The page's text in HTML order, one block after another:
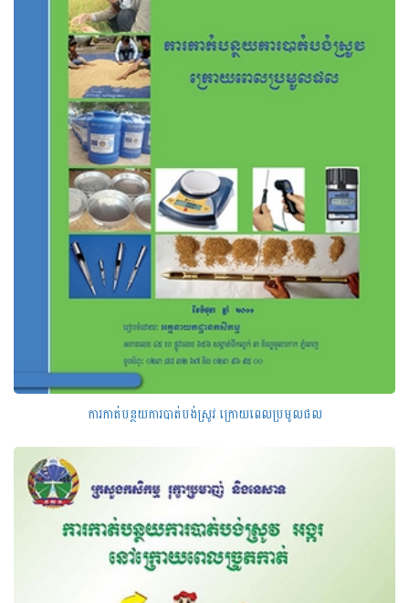
ការកាត់បន្ថយការបាត់បង់ស្រូវ ក្រោយពេលប្រមូលផល